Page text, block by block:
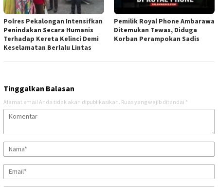
Polres Pekalongan Intensifkan
Penindakan Secara Humanis
Terhadap Kereta Kelinci Demi
Keselamatan Berlalu Lintas
Pemilik Royal Phone Ambarawa
Ditemukan Tewas, Diduga
Korban Perampokan Sadis
Tinggalkan Balasan
Alamat email Anda tidak akan dipublikasikan. Ruas yang wajib ditandai *